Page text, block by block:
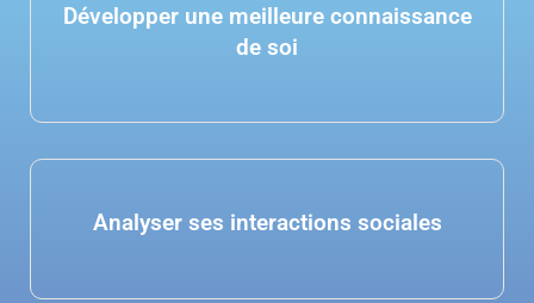
Développer une meilleure connaissance
de soi
Analyser ses interactions sociales